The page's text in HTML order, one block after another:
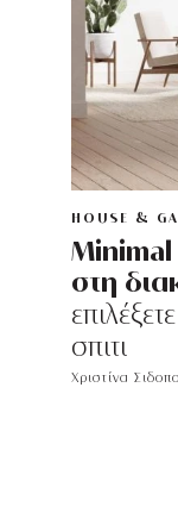
HOUSE &
στη
σπιτι
Χριστίνα